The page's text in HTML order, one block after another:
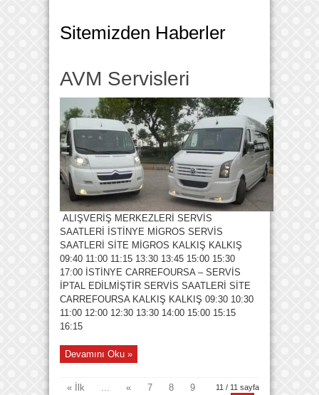
Sitemizden Haberler
AVM Servisleri
ALIŞVERİŞ MERKEZLERİ SERVİS
SAATLERİ İSTİNYE MİGROS SERVİS
SAATLERİ SİTE MİGROS KALKIŞ KALKIŞ
09:40 11:00 11:15 13:30 13:45 15:00 15:30
17:00 İSTİNYE CARREFOURSA – SERVİS
İPTAL EDİLMİŞTİR SERVİS SAATLERİ SİTE
CARREFOURSA KALKIŞ KALKIŞ 09:30 10:30
11:00 12:00 12:30 13:30 14:00 15:00 15:15
16:15
Devamını Oku »
11 / 11 sayfa
« İlk ... « 7 8
9